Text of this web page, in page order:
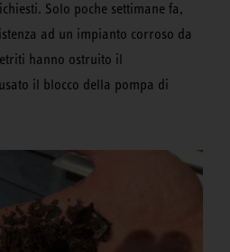
Solo poche settimane fa,
ad un impianto corroso da
hanno ostruito il
il blocco della pompa di